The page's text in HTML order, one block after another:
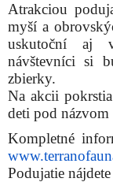
Atrakciou
myší a
uskutoční aj
návštevníci si
zbierky.
Na akcii
deti pod názvom
Kompletné
Podujatie